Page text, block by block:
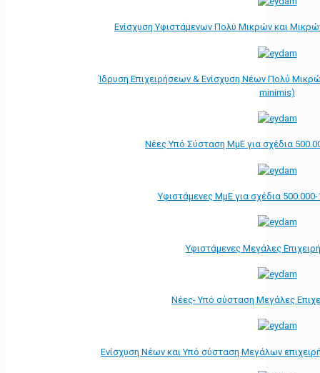
Ενίσχυση Υφιστάμενων Πολύ Μικρών και
Ίδρυση Επιχειρήσεων & Ενίσχυση Νέων Πολύ
minimis)
Νέες Υπό Σύσταση ΜμΕ για σχέδια
Υφιστάμενες ΜμΕ για σχέδια
Υφιστάμενες Μεγάλες
Νέες- Υπό σύσταση Μεγάλες
Ενίσχυση Νέων και Υπό σύσταση Μεγάλων